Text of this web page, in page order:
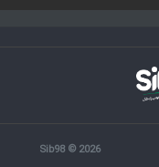
Sib98 © 2026